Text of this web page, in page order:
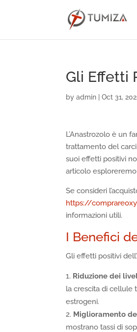
Gli Effetti
byadmin |Oct 31,
L’Anastrozolo è un
trattamento del
suoi effetti positivi
articolo
Se consideri
https://
informazioni utili.
I Benefici
Gli effetti positivi
Riduzione dei
la crescita di cellule
estrogeni.
Miglioramento
mostrano tassi di